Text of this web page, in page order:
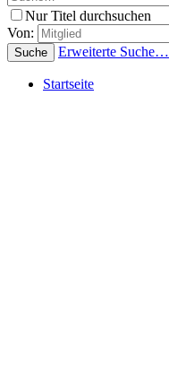
Nur Titel durchsuchen
Von:
Suche Erweiterte Suche…
Startseite